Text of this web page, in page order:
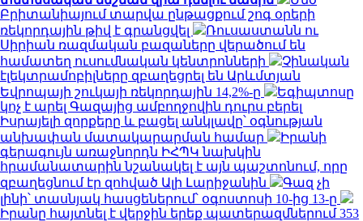
Բրիտանիայում տարվա ընթացքում շոգ օրերի
ռեկորդային թիվ է գրանցվել
Ռուսաստանն ու
Սիրիան ռազմական բազաները վերածում են
համատեղ ուսումնական կենտրոնների
Չինական
էլեկտրամոբիլները զբաղեցրել են Արևմտյան
Եվրոպայի շուկայի ռեկորդային 14,2%-ը
Եգիպտոսը
կոչ է արել Գազայից ամբողջովին դուրս բերել
Իսրայելի զորքերը և բացել անկլավը՝ օգնության
անխափան մատակարարման համար
Իրանի
գերագույն առաջնորդն ԻՀՊԿ նախկին
հրամանատարին նշանակել է այն պաշտոնում, որը
զբաղեցնում էր զոհված Ալի Լարիջանին
Գազ չի
լինի՝ տասնյակ հասցեներում՝ օգոստոսի 10-ից 13-ը
Իրանը հայտնել է վերջին երեք պատերազմներում 353